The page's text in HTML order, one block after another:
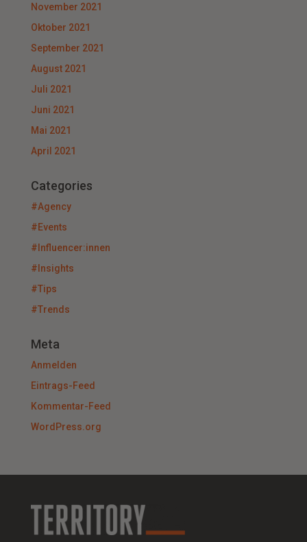
November 2021
Oktober 2021
September 2021
August 2021
Juli 2021
Juni 2021
Mai 2021
April 2021
Categories
#Agency
#Events
#Influencer:innen
#Insights
#Tips
#Trends
Meta
Anmelden
Eintrags-Feed
Kommentar-Feed
WordPress.org